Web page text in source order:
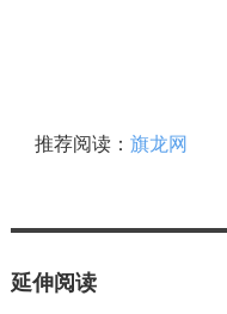
推荐阅读： 旗龙网
延伸阅读